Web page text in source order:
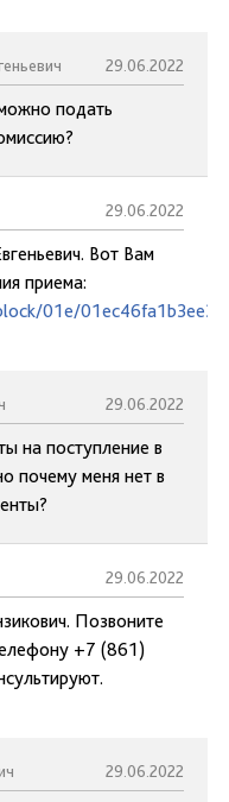
29.06.2022
подать
29.06.2022
Вот Вам
приема:
01e/
29.06.2022
на поступление в
почему меня нет в
29.06.2022
Позвоните
+7 (861)
29.06.2022